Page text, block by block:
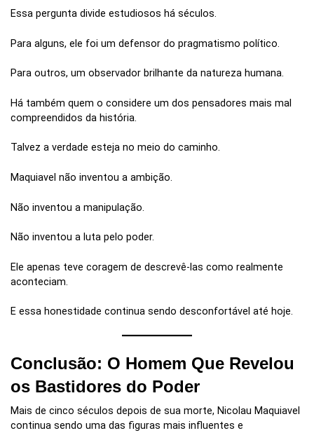
Essa pergunta divide estudiosos há séculos.
Para alguns, ele foi um defensor do pragmatismo político.
Para outros, um observador brilhante da natureza humana.
Há também quem o considere um dos pensadores mais mal
compreendidos da história.
Talvez a verdade esteja no meio do caminho.
Maquiavel não inventou a ambição.
Não inventou a manipulação.
Não inventou a luta pelo poder.
Ele apenas teve coragem de descrevê-las como realmente
aconteciam.
E essa honestidade continua sendo desconfortável até hoje.
Conclusão: O Homem Que Revelou
os Bastidores do Poder
Mais de cinco séculos depois de sua morte, Nicolau Maquiavel
continua sendo uma das figuras mais influentes e